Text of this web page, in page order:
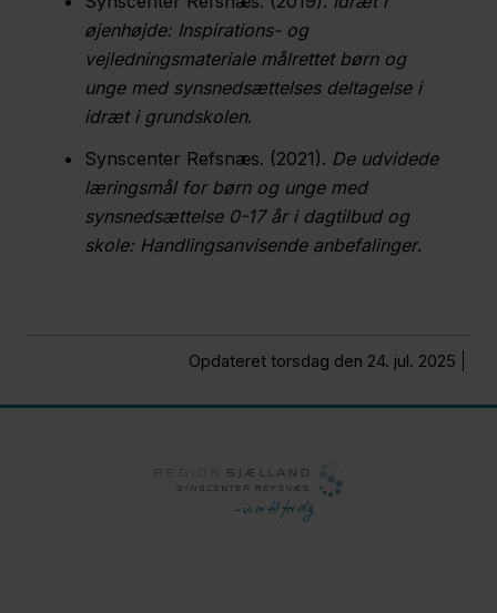
øjenhøjde: Inspirations- og
vejledningsmateriale målrettet børn og
unge med synsnedsættelses deltagelse i
idræt i grundskolen.
Synscenter Refsnæs. (2021). De udvidede
læringsmål for børn og unge med
synsnedsættelse 0-17 år i dagtilbud og
skole: Handlingsanvisende anbefalinger.
Opdateret torsdag den 24. jul. 2025